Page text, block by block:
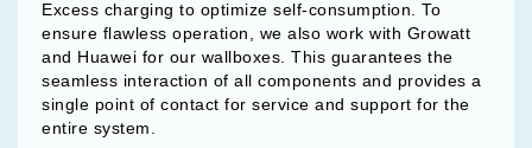
Excess charging to optimize self-consumption. To
ensure flawless operation, we also work with Growatt
and Huawei for our wallboxes. This guarantees the
seamless interaction of all components and provides a
single point of contact for service and support for the
entire system.